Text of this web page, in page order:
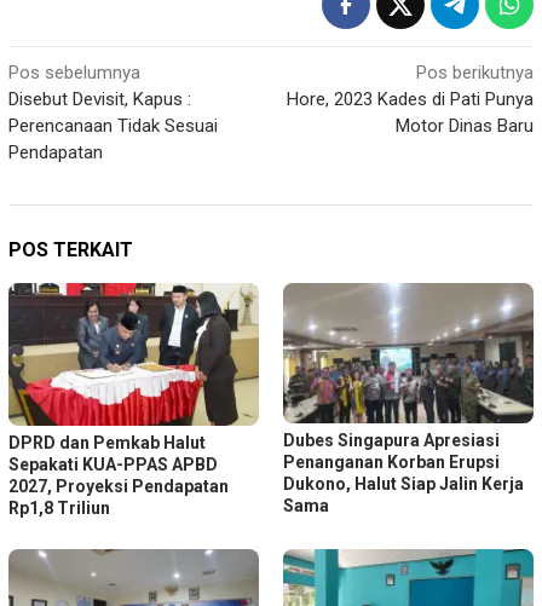
Navigasi
pos
Pos sebelumnya
Disebut Devisit, Kapus :
Perencanaan Tidak Sesuai
Pendapatan
Pos berikutnya
Hore, 2023 Kades di Pati Punya
Motor Dinas Baru
POS TERKAIT
DPRD dan Pemkab Halut
Sepakati KUA-PPAS APBD
2027, Proyeksi Pendapatan
Rp1,8 Triliun
Dubes Singapura Apresiasi
Penanganan Korban Erupsi
Dukono, Halut Siap Jalin Kerja
Sama